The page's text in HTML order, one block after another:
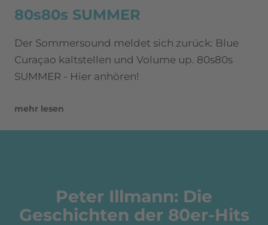
80s80s SUMMER
Der Sommersound meldet sich zurück: Blue
Curaçao kaltstellen und Volume up. 80s80s
SUMMER - Hier anhören!
mehr lesen
Peter Illmann: Die
Geschichten der 80er-Hits